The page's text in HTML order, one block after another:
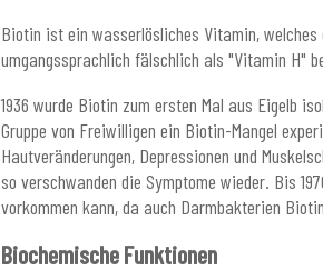
Biotin ist ein wasserlösliches Vitamin, welches
umgangssprachlich fälschlich als "Vitamin H"
1936 wurde Biotin zum ersten Mal aus Eigelb
Gruppe von Freiwilligen ein Biotin-Mangel
Hautveränderungen, Depressionen und
so verschwanden die Symptome wieder. Bis
vorkommen kann, da auch Darmbakterien
Biochemische Funktionen